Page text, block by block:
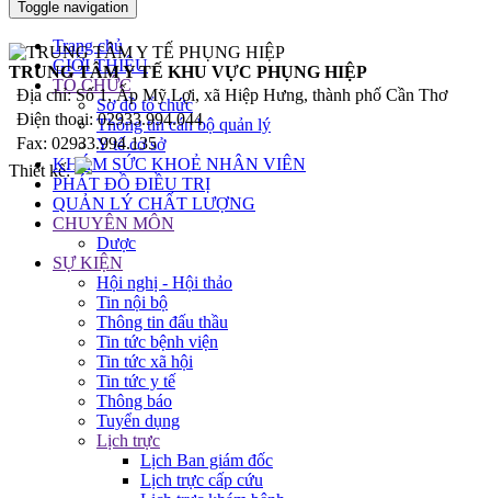
Toggle navigation
Trang chủ
GIỚI THIỆU
TỔ CHỨC
Sơ đồ tổ chức
Thông tin cán bộ quản lý
Y tế cơ sở
KHÁM SỨC KHOẺ NHÂN VIÊN
PHÁT ĐỒ ĐIỀU TRỊ
QUẢN LÝ CHẤT LƯỢNG
CHUYÊN MÔN
Dược
SỰ KIỆN
Hội nghị - Hội thảo
Tin nội bộ
Thông tin đấu thầu
Tin tức bệnh viện
Tin tức xã hội
Tin tức y tế
Thông báo
Tuyển dụng
Lịch trực
Lịch Ban giám đốc
Lịch trực cấp cứu
TRUNG TÂM Y TẾ KHU VỰC PHỤNG HIỆP
Địa chỉ: Số 1, Ấp Mỹ Lợi, xã Hiệp Hưng, thành phố Cần Thơ
Điện thoại: 02933.994.044
Fax: 02933.994.135
Thiết kế: